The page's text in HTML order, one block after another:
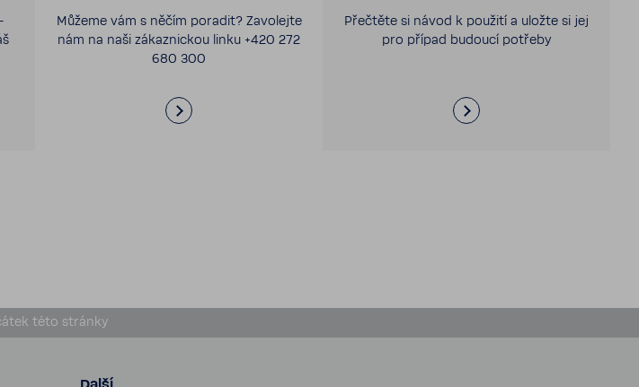
Můžeme vám s něčím poradit? Zavo­lejte
nám na naši zákaz­nickou linku +420 272
680 300
Přečtěte si návod k použití a uložte si jej
pro případ budoucí potřeby
této stránky